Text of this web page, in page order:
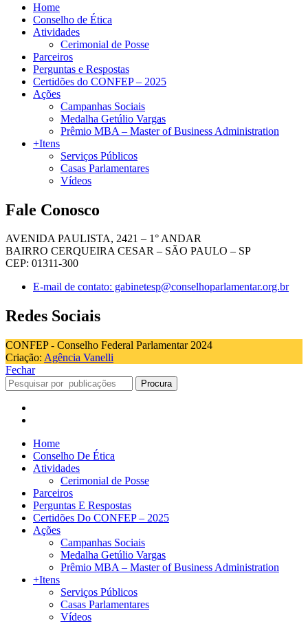
Home
Conselho de Ética
Atividades
Cerimonial de Posse
Parceiros
Perguntas e Respostas
Certidões do CONFEP – 2025
Ações
Campanhas Sociais
Medalha Getúlio Vargas
Prêmio MBA – Master of Business Administration
+Itens
Serviços Públicos
Casas Parlamentares
Vídeos
Fale Conosco
AVENIDA PAULISTA, 2421 – 1° ANDAR
BAIRRO CERQUEIRA CESAR – SÃO PAULO – SP
CEP: 01311-300
E-mail de contato: gabinetesp@conselhoparlamentar.org.br
Redes Sociais
CONFEP - Conselho Federal Parlamentar 2024
Criação: Agência Vanelli
Fechar
Procura
Home
Conselho De Ética
Atividades
Cerimonial de Posse
Parceiros
Perguntas E Respostas
Certidões Do CONFEP – 2025
Ações
Campanhas Sociais
Medalha Getúlio Vargas
Prêmio MBA – Master of Business Administration
+Itens
Serviços Públicos
Casas Parlamentares
Vídeos